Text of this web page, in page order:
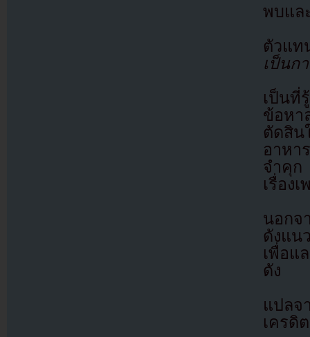
พบแล
ตัวแท
เป็นก
เป็นที่
ข้อหา
ตัดสิน
อาหา
จำคุก
เรื่อง
นอกจ
ดังแน
เพื่อแ
ดัง
แปล
เครดิ